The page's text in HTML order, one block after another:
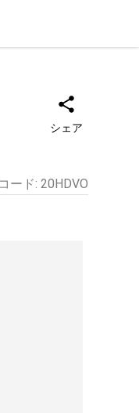
シェア
ード: 20HDVO